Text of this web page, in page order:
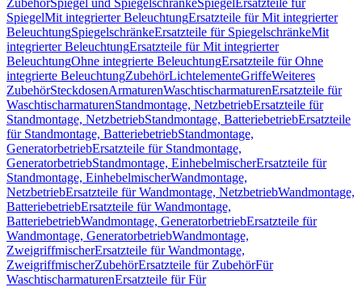
ZubehörSpiegel und SpiegelschränkeSpiegel Ersatzteile für
SpiegelMit integrierter BeleuchtungErsatzteile für Mit integrierter
BeleuchtungSpiegelschränkeErsatzteile für SpiegelschränkeMit
integrierter BeleuchtungErsatzteile für Mit integrierter
BeleuchtungOhne integrierte BeleuchtungErsatzteile für Ohne
integrierte BeleuchtungZubehörLichtelementeGriffeWeiteres
ZubehörSteckdosenArmaturenWaschtischarmaturenErsatzteile für
WaschtischarmaturenStandmontage, NetzbetriebErsatzteile für
Standmontage, NetzbetriebStandmontage, BatteriebetriebErsatzteile
für Standmontage, BatteriebetriebStandmontage,
GeneratorbetriebErsatzteile für Standmontage,
GeneratorbetriebStandmontage, EinhebelmischerErsatzteile für
Standmontage, EinhebelmischerWandmontage,
NetzbetriebErsatzteile für Wandmontage, NetzbetriebWandmontage,
BatteriebetriebErsatzteile für Wandmontage,
BatteriebetriebWandmontage, GeneratorbetriebErsatzteile für
Wandmontage, GeneratorbetriebWandmontage,
ZweigriffmischerErsatzteile für Wandmontage,
ZweigriffmischerZubehörErsatzteile für ZubehörFür
WaschtischarmaturenErsatzteile für Für